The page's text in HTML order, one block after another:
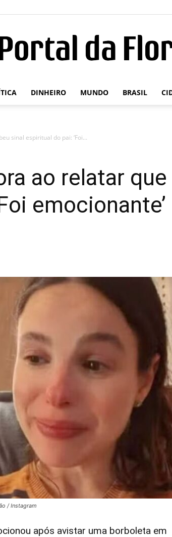
Portal
DINHEIRO MUNDO BRASIL
sinal espiritual do pai: ‘Foi...
ao relatar
emocionante’
/ Instagram
após avistar uma borboleta em